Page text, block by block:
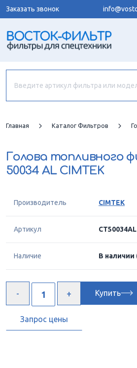
Заказать звонок
Главная Каталог Фильтров
Голова топливного
50034 AL CIMTEK
Производитель CIMTEK
Артикул CT50034AL
Наличие В наличии
Купить
Запрос цены